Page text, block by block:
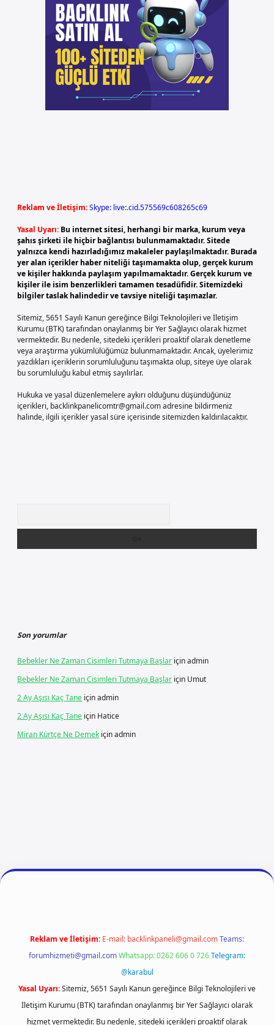
Reklam ve İletişim:Skype: live:.cid.575569c608265c69
Yasal Uyarı: Bu internet sitesi, herhangi bir marka, kurum veya
şahıs şirketi ile hiçbir bağlantısı bulunmamaktadır. Sitede
yalnızca kendi hazırladığımız makaleler paylaşılmaktadır. Burada
yer alan içerikler haber niteliği taşımamakta olup, gerçek kurum
ve kişiler hakkında paylaşım yapılmamaktadır. Gerçek kurum ve
kişiler ile isim benzerlikleri tamamen tesadüfidir. Sitemizdeki
bilgiler taslak halindedir ve tavsiye niteliği taşımazlar.
Sitemiz, 5651 Sayılı Kanun gereğince Bilgi Teknolojileri ve İletişim
Kurumu (BTK) tarafından onaylanmış bir Yer Sağlayıcı olarak hizmet
vermektedir. Bu nedenle, sitedeki içerikleri proaktif olarak denetleme
veya araştırma yükümlülüğümüz bulunmamaktadır. Ancak, üyelerimiz
yazdıkları içeriklerin sorumluluğunu taşımakta olup, siteye üye olarak
bu sorumluluğu kabul etmiş sayılırlar.
Hukuka ve yasal düzenlemelere aykırı olduğunu düşündüğünüz
içerikleri, backlinkpanelicomtr@gmail.comadresine bildirmeniz
halinde, ilgili içerikler yasal süre içerisinde sitemizden kaldırılacaktır.
Son yorumlar
Bebekler Ne Zaman Cisimleri Tutmaya Başlar içinadmin
Bebekler Ne Zaman Cisimleri Tutmaya Başlar için Umut
2 Ay Aşısı Kaç Tane içinadmin
2 Ay Aşısı Kaç Tane için Hatice
Miran Kürtçe Ne Demek içinadmin
girişvdcasino girişbetexper
Reklam ve İletişim: E-mail: backlinkpaneli@gmail.comTeams:
forumhizmeti@gmail.comWhatsapp: 0262 606 0 726Telegram:
@karabul
Yasal Uyarı:Sitemiz, 5651 Sayılı Kanun gereğince Bilgi Teknolojileri ve
İletişim Kurumu (BTK) tarafından onaylanmış bir Yer Sağlayıcı olarak
hizmet vermektedir. Bu nedenle, sitedeki içerikleri proaktif olarak